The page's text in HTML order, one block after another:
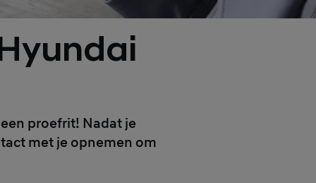
proefrit! Nadat je
met je opnemen om